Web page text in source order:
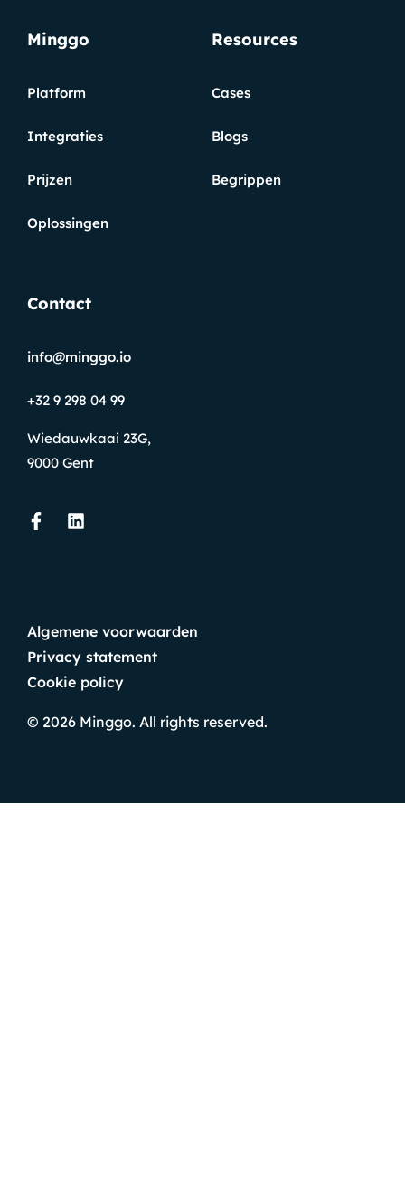
Minggo
Platform
Integraties
Prijzen
Oplossingen
Resources
Cases
Blogs
Begrippen
Contact
info@minggo.io
+32 9 298 04 99
Wiedauwkaai 23G,
9000 Gent
Algemene voorwaarden
Privacy statement
Cookie policy
© 2026 Minggo. All rights reserved.